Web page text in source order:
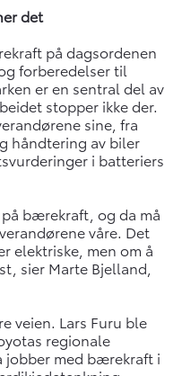
det
på dagsordenen
forberedelser til
er en sentral del av
stopper ikke der.
sine, fra
håndtering av biler
i batteriers
bærekraft, og da må
våre. Det
elektriske, men om å
sier Marte Bjelland,
veien. Lars Furu ble
regionale
jobber med bærekraft i